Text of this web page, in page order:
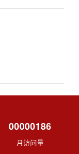
00000186
月访问量